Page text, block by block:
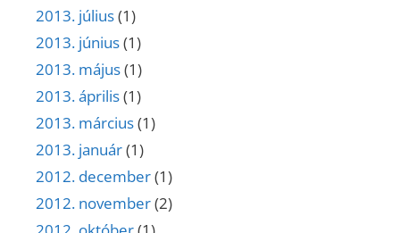
2013. július(1)
2013. június(1)
2013. május(1)
2013. április(1)
2013. március(1)
2013. január(1)
2012. december(1)
2012. november(2)